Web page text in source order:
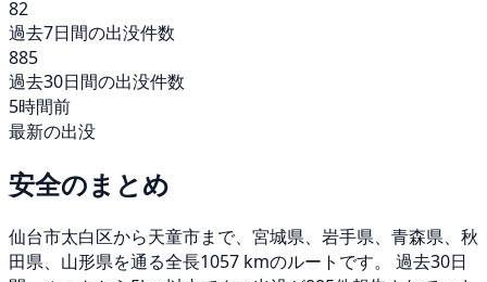
82
過去7日間の出没件数
885
過去30日間の出没件数
5時間前
最新の出没
安全のまとめ
仙台市太白区から天童市まで、宮城県、岩手県、青森県、秋
田県、山形県を通る全長1057 kmのルートです。 過去30日